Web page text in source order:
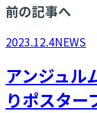
前の記事へ
2023.12.4NEWS
アンジュル
りポスター